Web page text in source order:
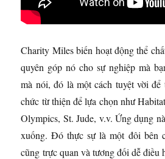
Charity Miles biến hoạt động thể
quyên góp nó cho sự nghiệp mà
mà nói, đó là một cách tuyệt vời
chức từ thiện để lựa chọn như
Olympics, St. Jude, v.v. Ứng dụng
xuống. Đó thực sự là một đôi bên
cũng trực quan và tương đối dễ điều